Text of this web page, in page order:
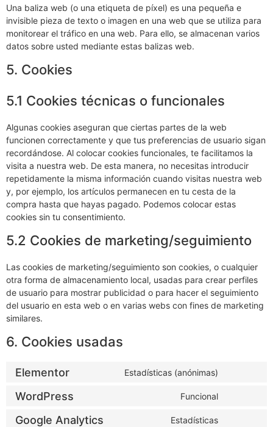
Una baliza web (o una etiqueta de píxel) es una pequeña e
invisible pieza de texto o imagen en una web que se utiliza para
monitorear el tráfico en una web. Para ello, se almacenan varios
datos sobre usted mediante estas balizas web.
5. Cookies
5.1 Cookies técnicas o funcionales
Algunas cookies aseguran que ciertas partes de la web
funcionen correctamente y que tus preferencias de usuario sigan
recordándose. Al colocar cookies funcionales, te facilitamos la
visita a nuestra web. De esta manera, no necesitas introducir
repetidamente la misma información cuando visitas nuestra web
y, por ejemplo, los artículos permanecen en tu cesta de la
compra hasta que hayas pagado. Podemos colocar estas
cookies sin tu consentimiento.
5.2 Cookies de marketing/seguimiento
Las cookies de marketing/seguimiento son cookies, o cualquier
otra forma de almacenamiento local, usadas para crear perfiles
de usuario para mostrar publicidad o para hacer el seguimiento
del usuario en esta web o en varias webs con fines de marketing
similares.
6. Cookies usadas
Elementor Estadísticas (anónimas)
WordPress Funcional
Google Analytics Estadísticas